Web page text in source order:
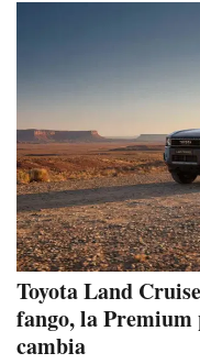
Toyota Land
fango, la Premium
cambia